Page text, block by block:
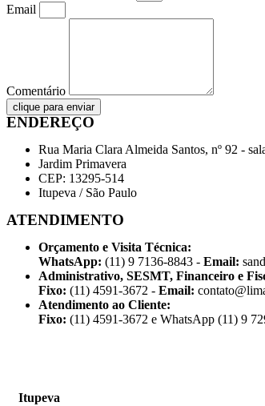
Email
Comentário
clique para enviar
ENDEREÇO
Rua Maria Clara Almeida Santos, nº 92 -
Jardim Primavera
CEP: 13295-514
Itupeva / São Paulo
ATENDIMENTO
Orçamento e Visita Técnica:
WhatsApp: (11) 9 7136-8843 - Email:
Administrativo, SESMT, Financeiro e
Fixo: (11) 4591-3672 - Email:
Atendimento ao Cliente:
Fixo: (11) 4591-3672 e WhatsApp (11) 9
Itupeva